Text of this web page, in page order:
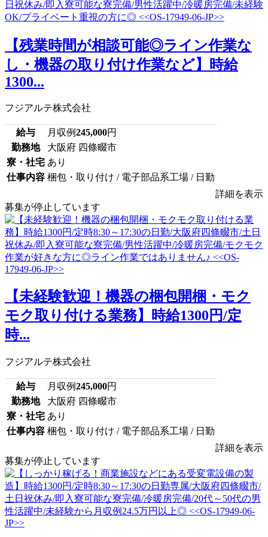
【残業時間が相談可能◎ライン作業な
し・機器の取り付け作業など】時給
1300...
フジアルテ株式会社
給与 月収例245,000円
勤務地
大阪府 四條畷市
寮・社宅 あり
仕事内容 梱包・取り付け / 電子部品系工場 / 日勤
詳細を表示
募集が停止しています
【未経験歓迎！機器の梱包開梱・モク
モク取り付ける業務】時給1300円/定
時...
フジアルテ株式会社
給与 月収例245,000円
勤務地
大阪府 四條畷市
寮・社宅 あり
仕事内容 梱包・取り付け / 電子部品系工場 / 日勤
詳細を表示
募集が停止しています